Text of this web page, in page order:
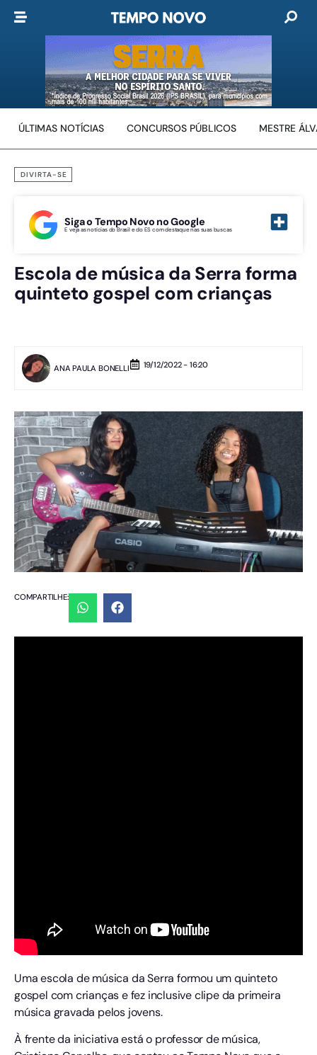
ÚLTIMAS NOTÍCIAS CONCURSOS PÚBLICOS MESTRE
DIVIRTA-SE
Siga o Tempo Novo no Google
E veja as notícias do Brasil e do ES com destaque nas suas buscas
Escola de música da Serra forma
quinteto gospel com crianças
ANA PAULA BONELLI 19/12/2022 - 16:20
COMPARTILHE:
Uma escola de música da Serra formou um quinteto
gospel com crianças e fez inclusive clipe da primeira
música gravada pelos jovens.
À frente da iniciativa está o professor de música,